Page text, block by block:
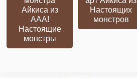
Айкиса из
ААА!
Настоящие
монстры
Настоящих
монстров